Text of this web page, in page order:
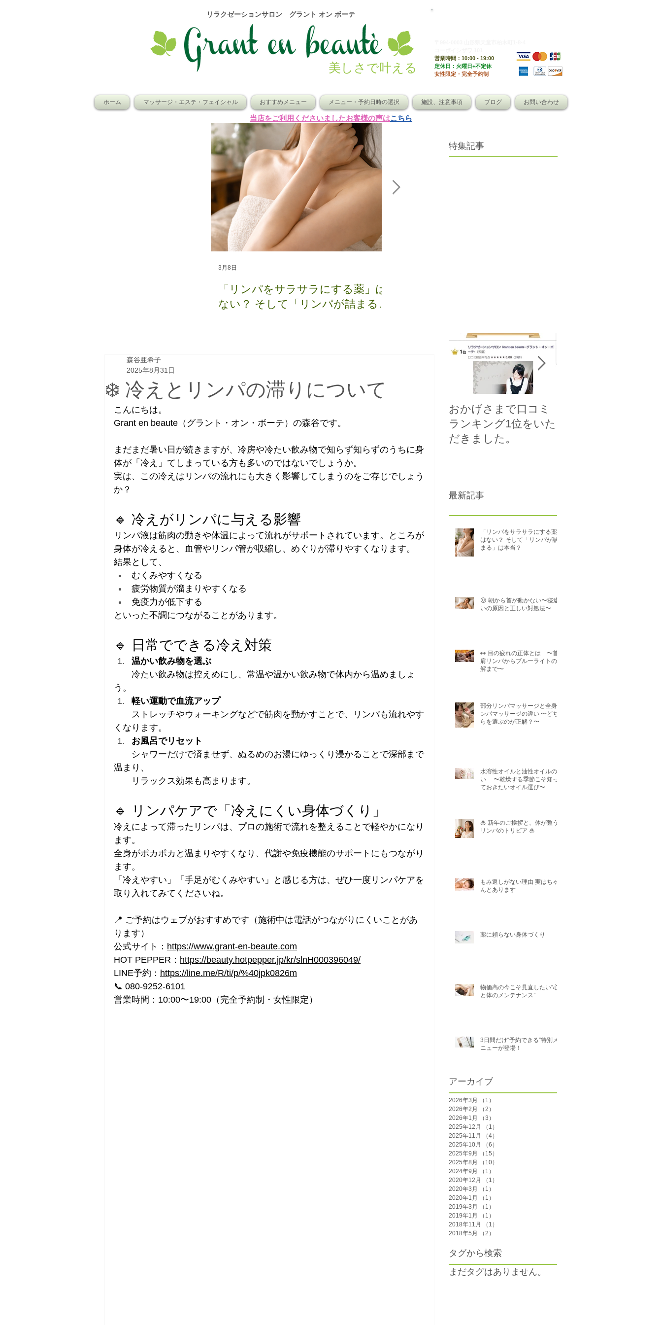
​リラクゼーションサロン グラント オン ボーテ
美しさで叶える
営業時間：10:00 - 19:00
​定休日：火曜日+不定休
女性限定・完全予約制
ホーム マッサージ・エステ・フェイシャル おすすめメニュー メニュー・予約日時の選択 施設、注意事項 ブログ お問い合わせ
​当店をご利用くださいましたお客様の声はこちら
「リンパをサラサラにする薬」は
ない？ そして「リンパが詰まる」
3月8日
❄️ 冷えとリンパの滞りについて
森谷亜希子
2025年8月31日
こんにちは。
Grant en beaute（グラント・オン・ボーテ）の森谷です。
まだまだ暑い日が続きますが、冷房や冷たい飲み物で知らず知らずのうちに身
体が「冷え」てしまっている方も多いのではないでしょうか。
実は、この冷えはリンパの流れにも大きく影響してしまうのをご存じでしょう
か？
🔹 冷えがリンパに与える影響
リンパ液は筋肉の動きや体温によって流れがサポートされています。ところが
身体が冷えると、血管やリンパ管が収縮し、めぐりが滞りやすくなります。
結果として、
むくみやすくなる
疲労物質が溜まりやすくなる
免疫力が低下する
といった不調につながることがあります。
🔹 日常でできる冷え対策
温かい飲み物を選ぶ
冷たい飲み物は控えめにし、常温や温かい飲み物で体内から温めましょ
う。
軽い運動で血流アップ
ストレッチやウォーキングなどで筋肉を動かすことで、リンパも流れやす
くなります。
お風呂でリセット
シャワーだけで済ませず、ぬるめのお湯にゆっくり浸かることで深部まで
温まり、
リラックス効果も高まります。
🔹 リンパケアで「冷えにくい身体づくり」
冷えによって滞ったリンパは、プロの施術で流れを整えることで軽やかになり
ます。
全身がポカポカと温まりやすくなり、代謝や免疫機能のサポートにもつながり
ます。
「冷えやすい」「手足がむくみやすい」と感じる方は、ぜひ一度リンパケアを
取り入れてみてくださいね。
📍 ご予約はウェブがおすすめです（施術中は電話がつながりにくいことがあ
ります）
公式サイト： https://www.grant-en-beaute.com
HOT PEPPER： https://beauty.hotpepper.jp/kr/slnH000396049/
LINE予約： https://line.me/R/ti/p/%40jpk0826m
📞 080-9252-6101
営業時間：10:00〜19:00（完全予約制・女性限定）
特集記事
おかげさまで口コミ
ランキング1位をいた
だきました。
最新記事
「リンパをサラサラにする薬」
はない？ そして「リンパが詰
まる」は本当？
😖 朝から首が動かない〜寝違
いの原因と正しい対処法〜
👀 目の疲れの正体とは 〜首
肩リンパからブルーライトの誤
解まで〜
部分リンパマッサージと全身リ
ンパマッサージの違い 〜どち
らを選ぶのが正解？〜
水溶性オイルと油性オイルの違
い 〜乾燥する季節こそ知っ
ておきたいオイル選び〜
🎍 新年のご挨拶と、体が整う
リンパのトリビア 🎍
もみ返しがない理由 実はちゃ
んとあります
薬に頼らない身体づくり
物価高の今こそ見直したい“心
と体のメンテナンス”
3日間だけ“予約できる”特別メ
ニューが登場！
アーカイブ
2026年3月 （1）
2026年2月
（2）
2026年1月
（3）
2025年12月
（1）
2025年11月
（4）
2025年10月
（6）
2025年9月
（15）
2025年8月
（10）
2024年9月
（1）
2020年12月
（1）
2020年3月
（1）
2020年1月
（1）
2019年3月
（1）
2019年1月
（1）
2018年11月
（1）
2018年5月
（2）
タグから検索
まだタグはありません。